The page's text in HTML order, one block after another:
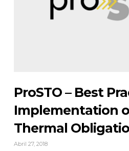
ProSTO – Best
Implementation
Thermal
Abril 27, 2018